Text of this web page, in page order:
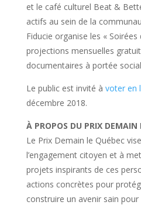
et le café culturel Beat &
actifs au sein de la
Fiducie organise les «
projections mensuelles
documentaires à portée
Le public est invité à voter en
décembre 2018.
À PROPOS DU PRIX DEMAIN
Le Prix Demain le Québec
l’engagement citoyen et à
projets inspirants de ces
actions concrètes pour
construire un avenir sain